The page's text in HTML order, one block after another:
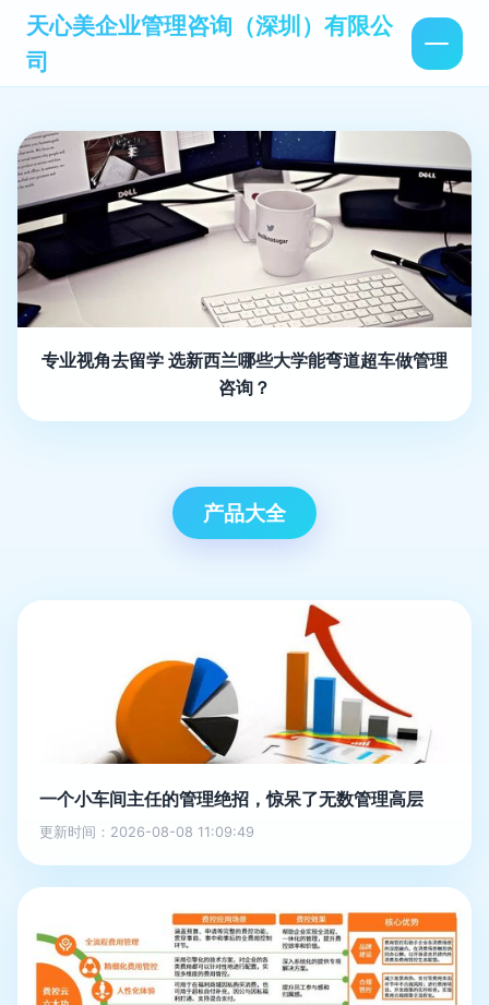
天心美企业管理咨询（深圳）有限公
司
专业视角去留学 选新西兰哪些大学能弯道超车做管理
咨询？
产品大全
一个小车间主任的管理绝招，惊呆了无数管理高层
更新时间：2026-08-08 11:09:49